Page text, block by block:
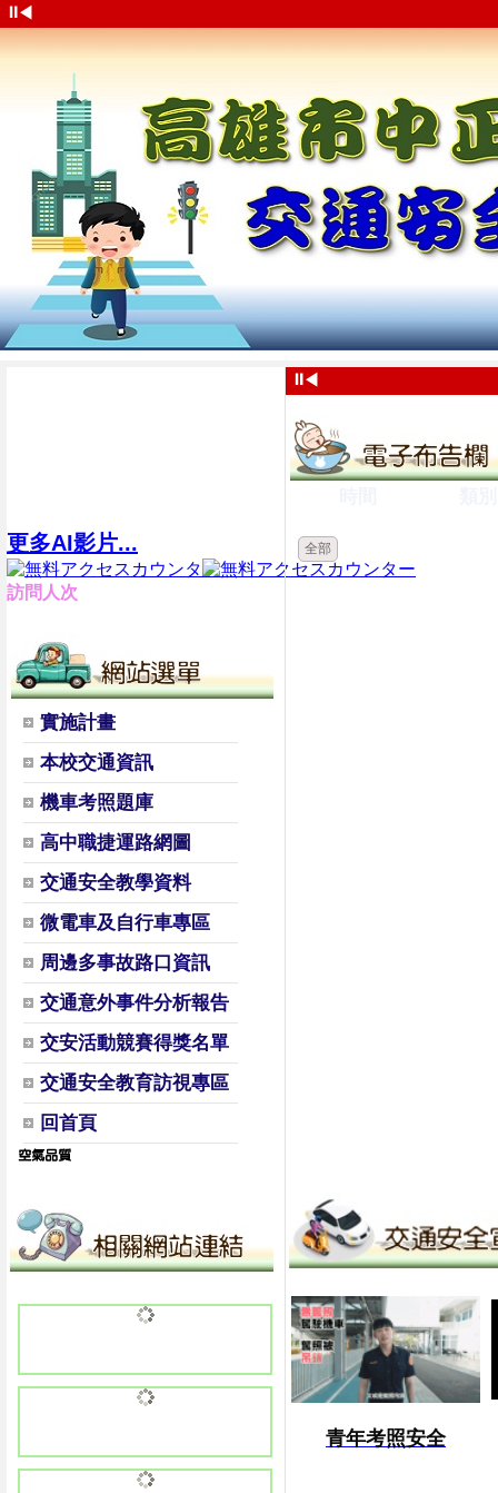
⏸◀
更多AI影片...
訪問人次
實施計畫
本校交通資訊
機車考照題庫
高中職捷運路網圖
交通安全教學資料
微電車及自行車專區
周邊多事故路口資訊
交通意外事件分析報告
交安活動競賽得獎名單
交通安全教育訪視專區
回首頁
⏸◀
全部
青年考照安全